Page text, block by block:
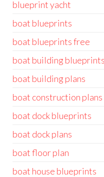
blueprint yacht
boat blueprints
boat blueprints free
boat building blueprints
boat building plans
boat construction plans
boat dock blueprints
boat dock plans
boat floor plan
boat house blueprints